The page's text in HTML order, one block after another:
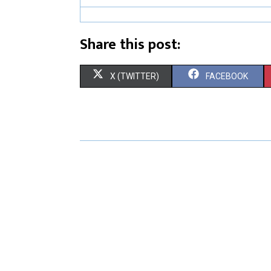
Share this post:
X (TWITTER) FACEBOOK